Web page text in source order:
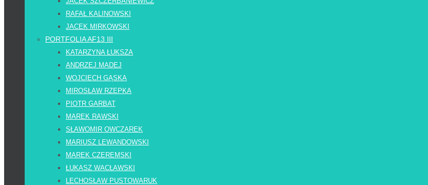
RAFAŁ KALINOWSKI
JACEK MIRKOWSKI
PORTFOLIA AF13 III
KATARZYNA ŁUKSZA
ANDRZEJ MADEJ
WOJCIECH GĄSKA
MIROSŁAW RZEPKA
PIOTR GARBAT
MAREK RAWSKI
SŁAWOMIR OWCZAREK
MARIUSZ LEWANDOWSKI
MAREK CZEREMSKI
ŁUKASZ WACŁAWSKI
LECHOSŁAW PUSTOWARUK